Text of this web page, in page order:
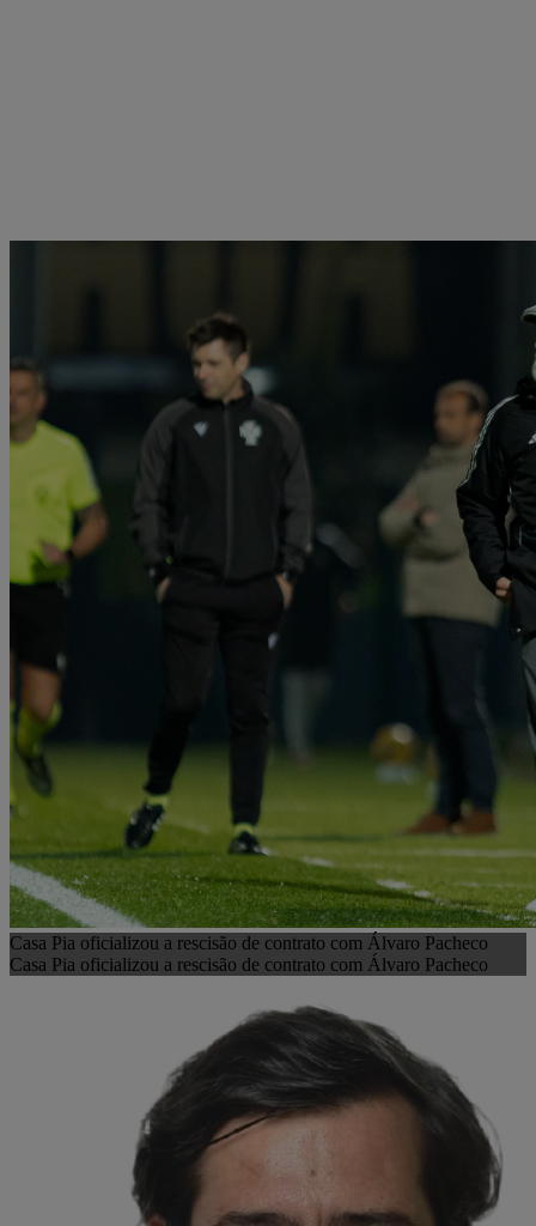
Casa Pia oficializou a rescisão de contrato com Álvaro Pacheco
Casa Pia oficializou a rescisão de contrato com Álvaro Pacheco